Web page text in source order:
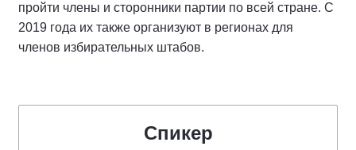
пройти члены и сторонники партии по всей стране. С
2019 года их также организуют в регионах для
членов избирательных штабов.
Спикер